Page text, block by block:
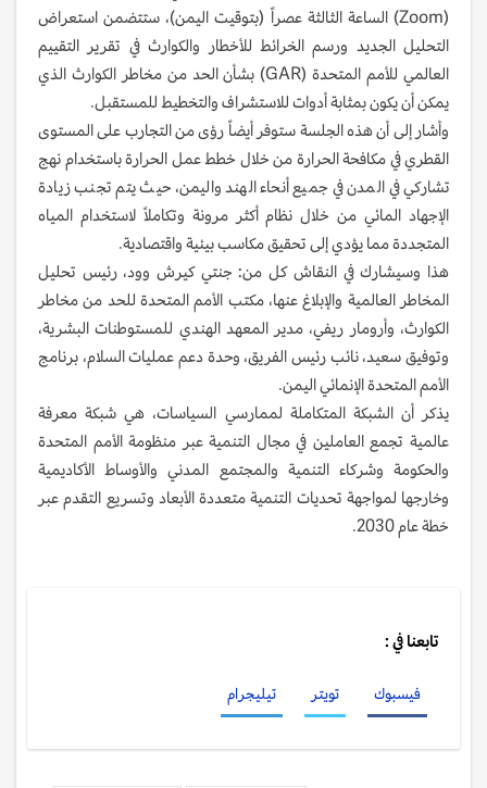
(Zoom) الساعة الثالثة عصراً (بتوقيت اليمن)، ستتضمن استعراض
التحليل الجديد ورسم الخرائط للأخطار والكوارث في تقرير التقييم
العالمي للأمم المتحدة (GAR) بشأن الحد من مخاطر الكوارث الذي
يمكن أن يكون بمثابة أدوات للاستشراف والتخطيط للمستقبل.
وأشار إلى أن هذه الجلسة ستوفر أيضاً رؤى من التجارب على المستوى
القطري في مكافحة الحرارة من خلال خطط عمل الحرارة باستخدام نهج
تشاركي في المدن في جميع أنحاء الهند واليمن، حيث يتم تجنب زيادة
الإجهاد المائي من خلال نظام أكثر مرونة وتكاملاً لاستخدام المياه
المتجددة مما يؤدي إلى تحقيق مكاسب بيئية واقتصادية.
هذا وسيشارك في النقاش كل من: جنتي كيرش وود، رئيس تحليل
المخاطر العالمية والإبلاغ عنها، مكتب الأمم المتحدة للحد من مخاطر
الكوارث، وأرومار ريفي، مدير المعهد الهندي للمستوطنات البشرية،
وتوفيق سعيد، نائب رئيس الفريق، وحدة دعم عمليات السلام، برنامج
الأمم المتحدة الإنمائي اليمن.
يذكر أن الشبكة المتكاملة لممارسي السياسات، هي شبكة معرفة
عالمية تجمع العاملين في مجال التنمية عبر منظومة الأمم المتحدة
والحكومة وشركاء التنمية والمجتمع المدني والأوساط الأكاديمية
وخارجها لمواجهة تحديات التنمية متعددة الأبعاد وتسريع التقدم عبر
خطة عام 2030.
تابعنا في :
فيسبوك تويتر تيليجرام